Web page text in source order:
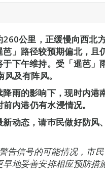
公里，正缓慢向西北
」路径较预期偏北，且
下午维持。受「暹芭」
及有阵风。
雨的影响下，现时内港
内港仍有水浸情况。
动态，请巿民做好防风
告信号的可能情况，市
地妥善安排相应预防措